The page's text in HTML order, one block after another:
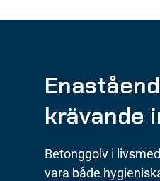
krävande
Betonggolv i
vara både